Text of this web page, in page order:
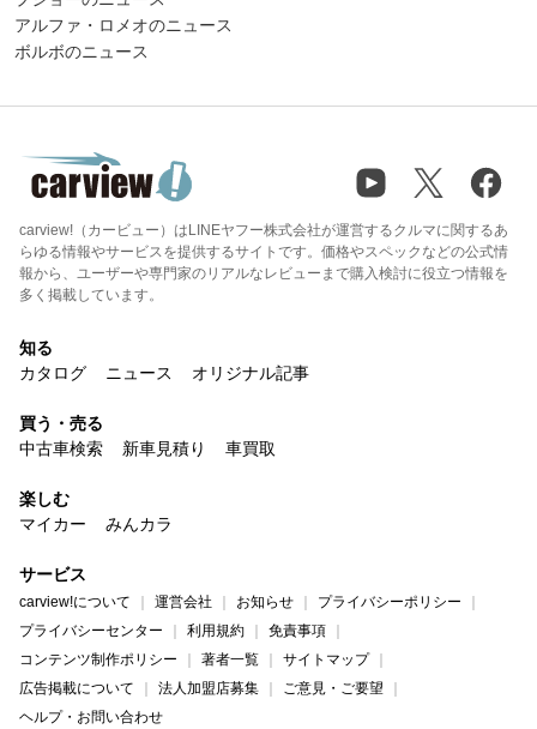
アルファ・ロメオのニュース
ボルボのニュース
carview!（カービュー）はLINEヤフー株式会社が運営するクルマに関するあ
らゆる情報やサービスを提供するサイトです。価格やスペックなどの公式情
報から、ユーザーや専門家のリアルなレビューまで購入検討に役立つ情報を
多く掲載しています。
知る
カタログ
ニュース オリジナル記事
買う・売る
中古車検索
新車見積り 車買取
楽しむ
マイカー
みんカラ
サービス
carview!について 運営会社 お知らせ
プライバシーポリシー
プライバシーセンター
利用規約
免責事項
コンテンツ制作ポリシー
著者一覧
サイトマップ
広告掲載について
法人加盟店募集
ご意見・ご要望
ヘルプ・お問い合わせ